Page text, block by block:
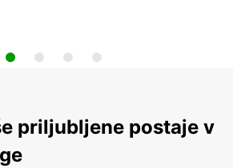
priljubljene postaje v